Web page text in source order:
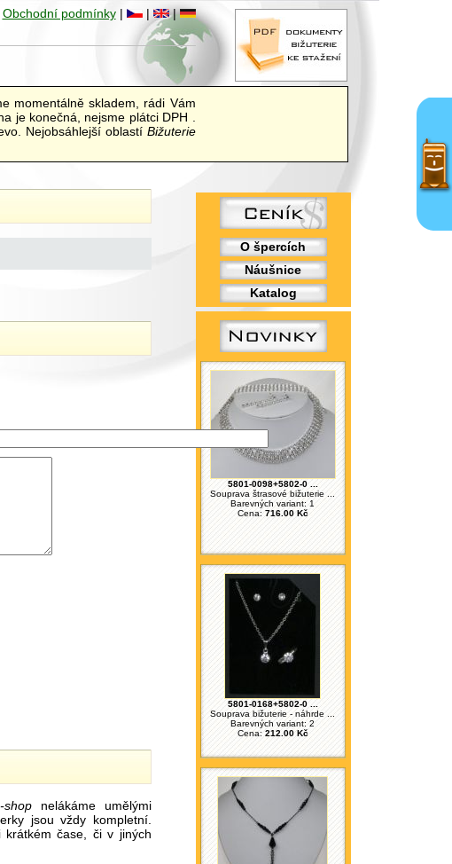
O špercích
Náušnice
Katalog
5801-0098+5802-0 ...
Souprava štrasové bižuterie ...
Barevných variant: 1
Cena: 716.00 Kč
5801-0168+5802-0 ...
Souprava bižuterie - náhrde ...
Barevných variant: 2
Cena: 212.00 Kč
Obchodní podmínky| | |
momentálně skladem, rádi Vám
je konečná, nejsme plátci DPH .
Nejobsáhlejší oblastí Bižuterie
shopnelákáme umělými
jsou vždy kompletní.
krátkém čase, či v jiných